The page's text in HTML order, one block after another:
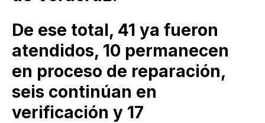
De ese total, 41 ya fueron
atendidos, 10 permanecen
en proceso de reparación,
seis continúan en
verificación y 17